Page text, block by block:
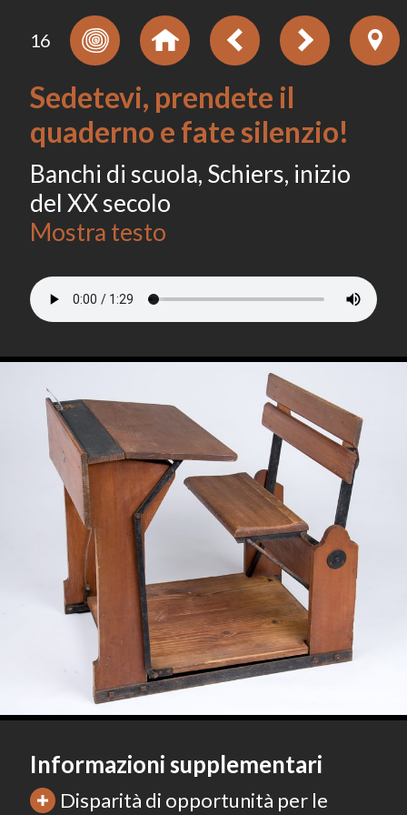
16
Sedetevi, prendete il
quaderno e fate silenzio!
Banchi di scuola, Schiers, inizio
del XX secolo
Mostra testo
Informazioni supplementari
Disparità di opportunità per le